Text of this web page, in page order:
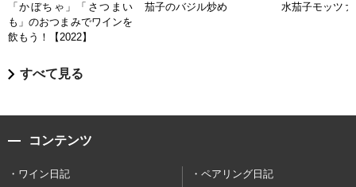
「かぼちゃ」「さつまい
も」のおつまみでワインを
飲もう！【2022】
茄子のバジル炒め 水茄子モッツァ
すべて見る
コンテンツ
ワイン日記
ペアリング日記